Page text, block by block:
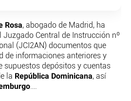
Rosa, abogado de Madrid, ha
Juzgado Central de Instrucción nº
(JCI2AN) documentos que
de informaciones anteriores y
supuestos depósitos y cuentas
la República Dominicana, así